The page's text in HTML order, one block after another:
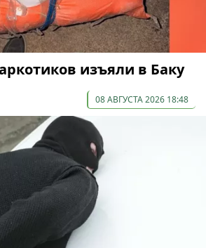
изъяли в Баку
08 АВГУСТА 2026 18:48